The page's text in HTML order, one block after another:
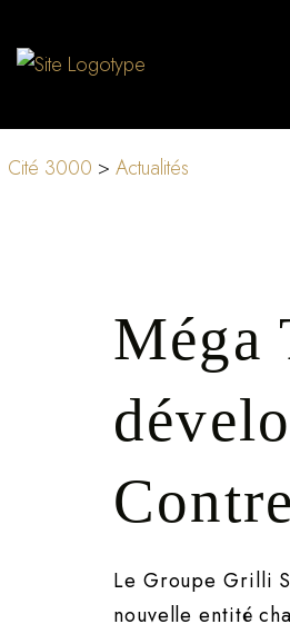
Cité 3000 > Actualités
Méga
Le Groupe Grilli
nouvelle entité